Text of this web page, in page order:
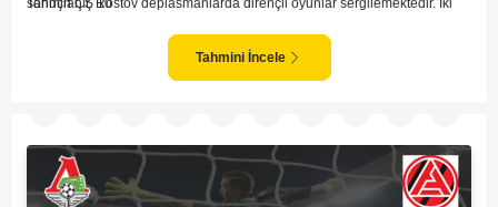
sonuçlanır. Rostov deplasmanlarda dirençli oyunlar sergilemektedir. İki
göstermektedir. CSKA'nın evinde oynayacak olması ve genel istatistikler
göz önüne alındığında, CSKA'nın sahasında kolay kolay puan
kaybetmeyeceğini söyleyebiliriz.
Tahmin ÇŞ 10
Tahmini İncele